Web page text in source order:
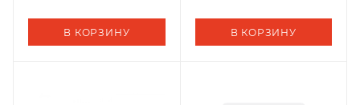
В КОРЗИНУ В КОРЗИНУ